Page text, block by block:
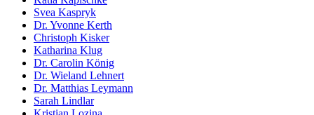
Svea Kaspryk
Dr. Yvonne Kerth
Christoph Kisker
Katharina Klug
Dr. Carolin König
Dr. Wieland Lehnert
Dr. Matthias Leymann
Sarah Lindlar